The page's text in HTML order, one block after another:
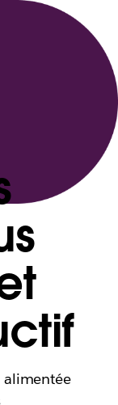
alimentée